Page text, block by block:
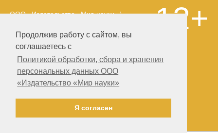
Продолжив работу с сайтом, вы
соглашаетесь с
Политикой обработки, сбора и хранения
персональных данных ООО
«Издательство «Мир науки»
Я согласен
ООО «Издательство «Мир науки» \
LLC Материалы, размещенные на сайте,
охраняются Законом о защите авторских
прав. Публикация любых материалов
этого сайта запрещена без
предварительного согласования с
издательством. Авторские права на
размещенные на сайте научные
Александр Павлов, pavlov@mir-nauki.com
12+